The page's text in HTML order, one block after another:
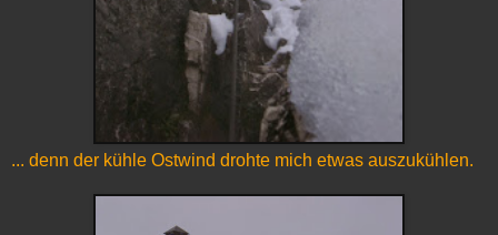
... denn der kühle Ostwind drohte mich etwas auszukühlen.